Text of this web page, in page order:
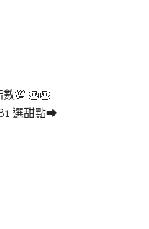
💯 🎂🎂
選甜點➡